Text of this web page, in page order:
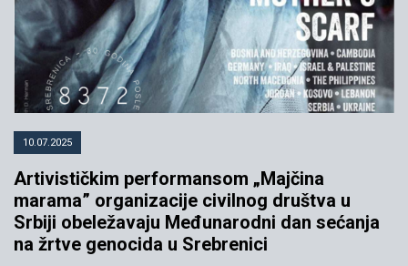
10.07.2025
Artivističkim performansom „Majčina
marama” organizacije civilnog društva u
Srbiji obeležavaju Međunarodni dan sećanja
na žrtve genocida u Srebrenici